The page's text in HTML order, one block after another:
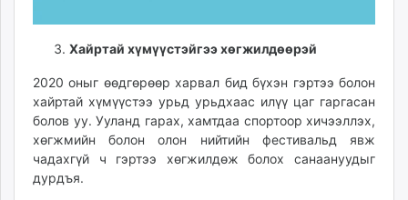
Хайртай хүмүүстэйгээ хөгжилдөөрэй
2020 оныг өөдгөрөөр харвал бид бүхэн гэртээ болон
хайртай хүмүүстээ урьд урьдхаас илүү цаг гаргасан
болов уу. Ууланд гарах, хамтдаа спортоор хичээллэх,
хөгжмийн болон олон нийтийн фестивальд явж
чадахгүй ч гэртээ хөгжилдөж болох санаануудыг
дурдъя.